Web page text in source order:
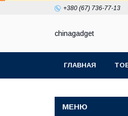
+380 (67) 736-77-13
chinagadget
ГЛАВНАЯ